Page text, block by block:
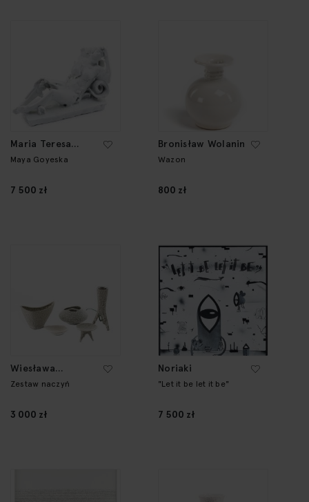
Maria Teresa
Kuczyńska
Maya Goyeska
7 500 zł
Bronisław Wolanin
Wazon
800 zł
Wiesława
Gołajewska
Zestaw naczyń
3 000 zł
Noriaki
"Let it be let it be"
7 500 zł